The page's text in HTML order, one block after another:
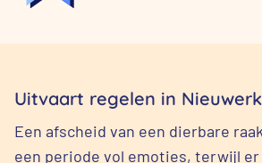
Uitvaart regelen in
Een afscheid van een dierbare
een periode vol emoties, terwijl